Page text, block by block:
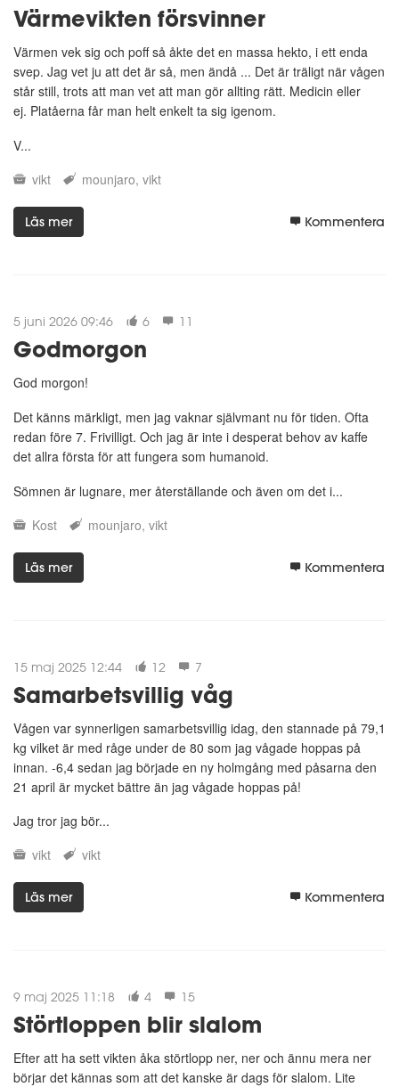
Värmevikten försvinner
Värmen vek sig och poff så åkte det en massa hekto, i ett enda
svep. Jag vet ju att det är så, men ändå ... Det är träligt när vågen
står still, trots att man vet att man gör allting rätt. Medicin eller
ej. Platåerna får man helt enkelt ta sig igenom.
V...
vikt
mounjaro vikt
Läs mer Kommentera
5 juni 2026 09:46 6 11
Godmorgon
God morgon!
Det känns märkligt, men jag vaknar självmant nu för tiden. Ofta
redan före 7. Frivilligt. Och jag är inte i desperat behov av kaffe
det allra första för att fungera som humanoid.
Sömnen är lugnare, mer återställande och även om det i...
Kost
mounjaro vikt
Läs mer Kommentera
15 maj 2025 12:44 12 7
Samarbetsvillig våg
Vågen var synnerligen samarbetsvillig idag, den stannade på 79,1
kg vilket är med råge under de 80 som jag vågade hoppas på
innan. -6,4 sedan jag började en ny holmgång med påsarna den
21 april är mycket bättre än jag vågade hoppas på!
Jag tror jag bör...
vikt
vikt
Läs mer Kommentera
9 maj 2025 11:18 4 15
Störtloppen blir slalom
Efter att ha sett vikten åka störtlopp ner, ner och ännu mera ner
börjar det kännas som att det kanske är dags för slalom. Lite